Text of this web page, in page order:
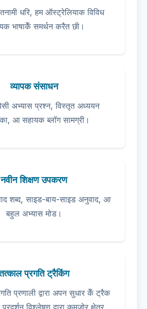
धरि, हम ऑस्ट्रेलियाक विविध
भाषाकेँ समर्थन करैत छी।
व्यापक संसाधन
अभ्यास प्रश्न, विस्तृत अध्ययन
आ सहायक ब्लॉग सामग्री।
नवीन शिक्षण उपकरण
शब्द, साइड-बाय-साइड अनुवाद, आ
बहुल अभ्यास मोड।
प्रगति ट्रैकिंग
प्रणाली द्वारा अपन सुधार केँ ट्रैक
विश्लेषण द्वारा कमजोर क्षेत्र